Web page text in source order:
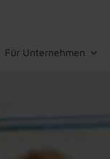
Für Unternehmen